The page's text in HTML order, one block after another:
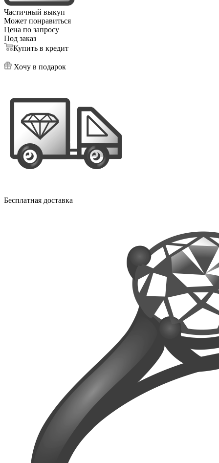
Частичный выкуп
Может понравиться
Цена по запросу
Под заказ
Купить в кредит
Хочу в подарок
Бесплатная доставка